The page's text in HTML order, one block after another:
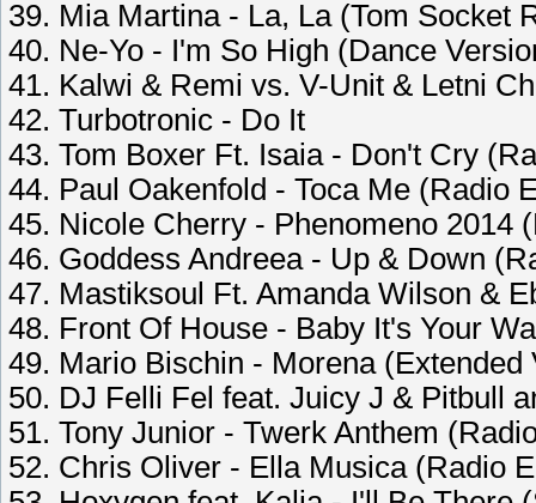
39. Mia Martina - La, La (Tom Socket
40. Ne-Yo - I'm So High (Dance
41. Kalwi & Remi vs. V-Unit & Letni
42. Turbotronic - Do It
43. Tom Boxer Ft. Isaia - Don't Cry
44. Paul Oakenfold - Toca Me (Radio
45. Nicole Cherry - Phenomeno 2014
46. Goddess Andreea - Up & Down
47. Mastiksoul Ft. Amanda Wilson &
48. Front Of House - Baby It's Your
49. Mario Bischin - Morena (Extended
50. DJ Felli Fel feat. Juicy J & Pitbull
51. Tony Junior - Twerk Anthem
52. Chris Oliver - Ella Musica (Radio